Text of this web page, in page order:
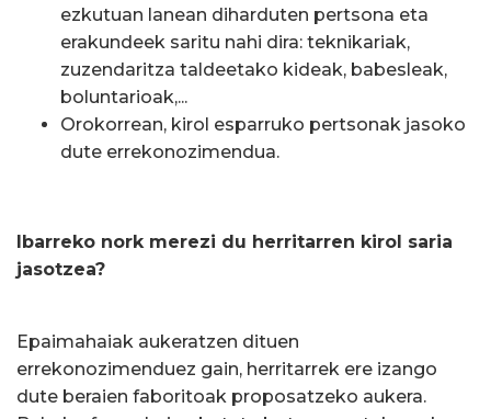
ezkutuan lanean diharduten pertsona eta
erakundeek saritu nahi dira: teknikariak,
zuzendaritza taldeetako kideak, babesleak,
boluntarioak,...
Orokorrean, kirol esparruko pertsonak jasoko
dute errekonozimendua.
Ibarreko nork merezi du herritarren kirol saria
jasotzea?
Epaimahaiak aukeratzen dituen
errekonozimenduez gain, herritarrek ere izango
dute beraien faboritoak proposatzeko aukera.